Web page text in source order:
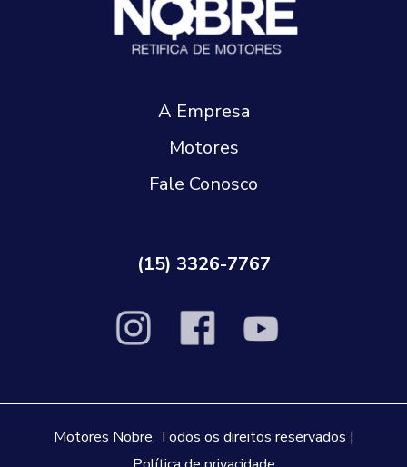
A Empresa
Motores
Fale Conosco
(15) 3326-7767
Motores Nobre. Todos os direitos reservados |